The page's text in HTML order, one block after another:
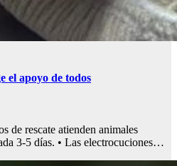
el apoyo de todos
de rescate atienden animales
3-5 días. • Las electrocuciones…